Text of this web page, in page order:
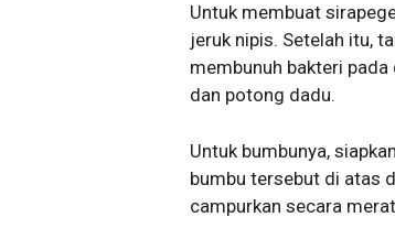
Untuk membuat
jeruk nipis. Setelah itu,
membunuh bakteri
dan potong dadu.
Untuk bumbunya,
bumbu tersebut di atas
campurkan secara